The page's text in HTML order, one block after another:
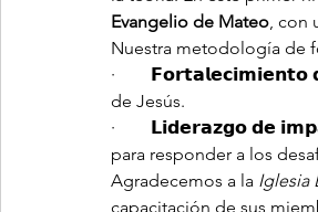
Evangelio de Mateo, con
Nuestra metodología de
· 𝗙𝗼𝗿𝘁𝗮𝗹𝗲𝗰𝗶𝗺𝗶𝗲𝗻𝘁𝗼
de Jesús.
· 𝗟𝗶𝗱𝗲𝗿𝗮𝘇𝗴𝗼 𝗱𝗲
para responder a los
Agradecemos a la Iglesia
capacitación de sus